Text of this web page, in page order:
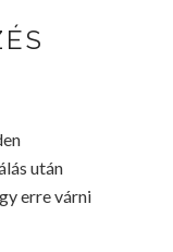
után
erre várni